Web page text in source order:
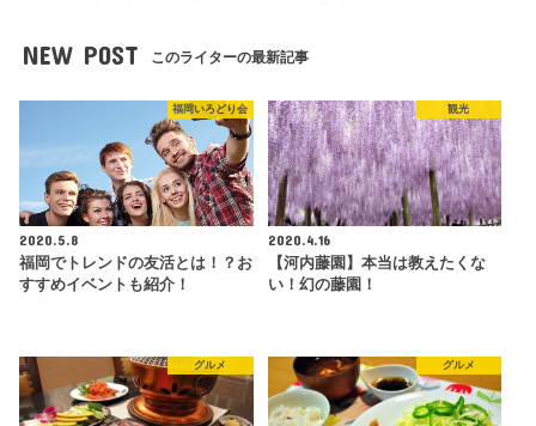
NEW POST このライターの最新記事
福岡いろどり会
2020.5.8
福岡でトレンドの友活とは！？お
すすめイベントも紹介！
観光
2020.4.16
【河内藤園】本当は教えたくな
い！幻の藤園！
グルメ グルメ